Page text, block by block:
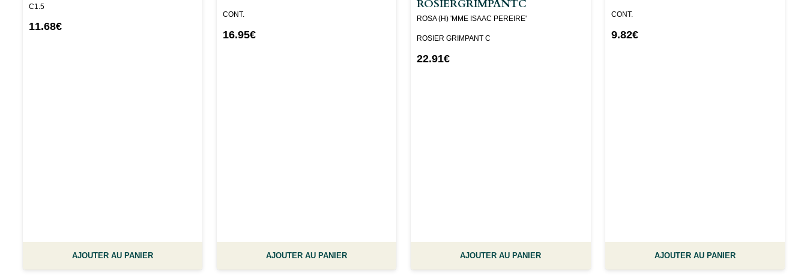
C1.5
11.68€
AJOUTER AU PANIER
CONT.
16.95€
AJOUTER AU PANIER
ROSIERGRIMPANTC
ROSA (H) 'MME ISAAC PEREIRE'
ROSIER GRIMPANT C
22.91€
AJOUTER AU PANIER
CONT.
9.82€
AJOUTER AU PANIER